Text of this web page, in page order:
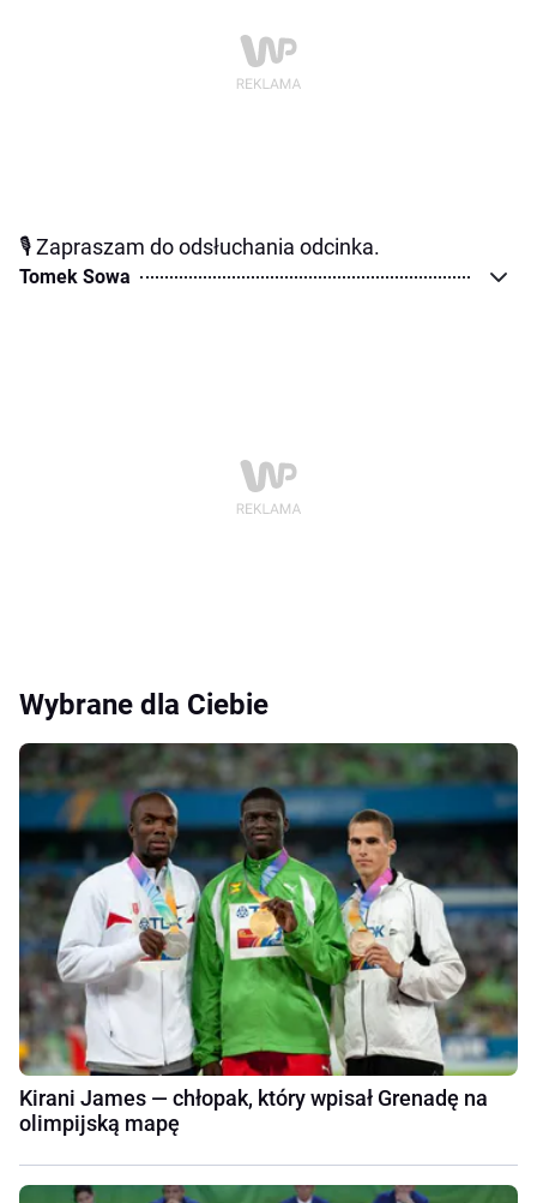
🎙️ Zapraszam do odsłuchania odcinka.
Tomek Sowa
Wybrane dla Ciebie
Kirani James — chłopak, który wpisał Grenadę na
olimpijską mapę